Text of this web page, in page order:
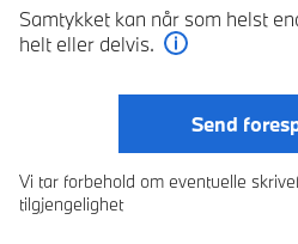
Samtykket kan når som helst
helt eller delvis.
Send
Vi tar forbehold om eventuelle
tilgjengelighet